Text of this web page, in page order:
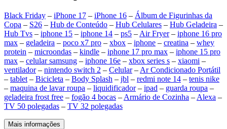
Black Friday – iPhone 17 – iPhone 16 – Álbum de Figurinhas da
Copa – S26 – Hub de Conteúdo – Hub Celulares – Hub Geladeira –
Hub Tvs – iphone 15 – iphone 14 – ps5 – Air Fryer– iphone 16 pro
max – geladeira – poco x7 pro – xbox – iphone – creatina – whey
protein – microondas – kindle – iphone 17 pro max – iphone 15 pro
max – celular samsung – iphone 16e – xbox series s – xiaomi –
ventilador– nintendo switch 2 – Celular– Ar Condicionado Portátil
– tablet – Bicicleta – Body Splash – jbl – redmi note 14 – tenis nike
– maquina de lavar roupa – liquidificador– ipad – guarda roupa –
geladeira frost free – fogão 4 bocas – Armário de Cozinha – Alexa –
TV 50 polegadas – TV 32 polegadas
Mais informações